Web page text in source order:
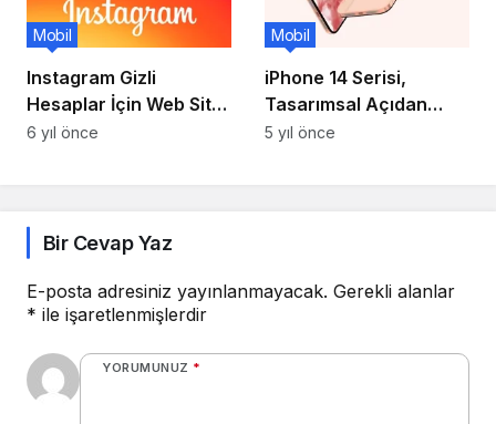
Instagram Gizli
Hesaplar İçin Web Site
Yapıldı: Herkesin Profili
Mobil
6 yıl önce
iPhone 14 Serisi,
Tasarımsal Açıdan
Baştan Yaratılacak,
Mobil
5 yıl önce
Bir Cevap Yaz
E-posta adresiniz yayınlanmayacak. Gerekli alanlar
* ile işaretlenmişlerdir
YORUMUNUZ *